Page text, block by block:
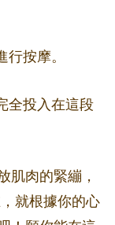
行按摩。
全投入在這段
肌肉的緊繃，
就根據你的心